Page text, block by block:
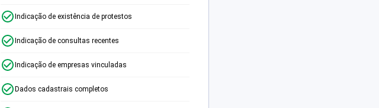
Indicação de existência de protestos
Indicação de consultas recentes
Indicação de empresas vinculadas
Dados cadastrais completos